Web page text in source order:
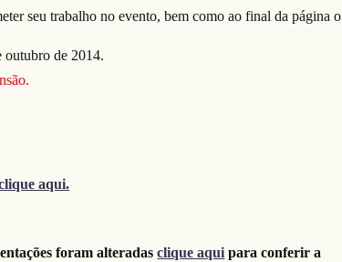
seu trabalho no evento, bem como ao final da página o
outubro de 2014.
aqui.
foram alteradas clique aquipara conferir a